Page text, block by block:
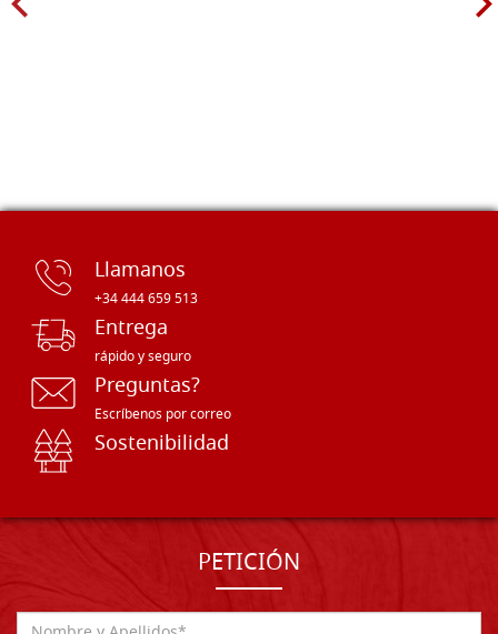
Llamanos
+34 444 659 513
Entrega
rápido y seguro
Preguntas?
Escríbenos por correo
Sostenibilidad
PETICIÓN